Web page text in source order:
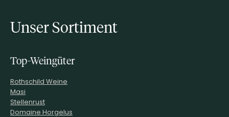
Unser Sortiment
Top-Weingüter
Rothschild Weine
Masi
Stellenrust
Domaine Horgelus